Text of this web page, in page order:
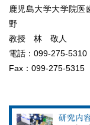
鹿児島大学大学院医
野
教授 林 敬人
電話：099-275-5310
Fax：099-275-5315